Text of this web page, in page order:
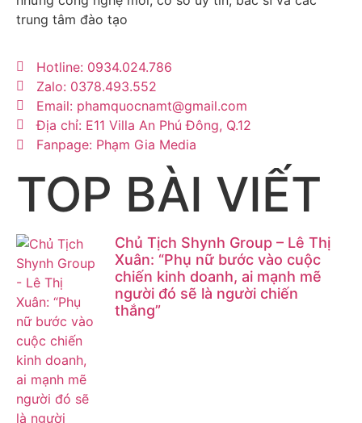
trung tâm đào tạo
Hotline: 0934.024.786
Zalo: 0378.493.552
Email: phamquocnamt@gmail.com
Địa chỉ: E11 Villa An Phú Đông, Q.12
Fanpage: Phạm Gia Media
TOP BÀI VIẾT
Chủ Tịch Shynh Group – Lê Thị
Xuân: “Phụ nữ bước vào cuộc
chiến kinh doanh, ai mạnh mẽ
người đó sẽ là người chiến
thắng”